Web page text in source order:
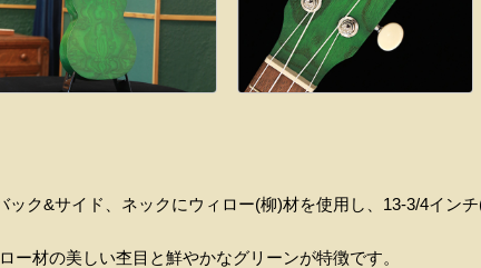
ック&サイド、ネックにウィロー(柳)材を使用し、13-3/4イン
ー材の美しい杢目と鮮やかなグリーンが特徴です。